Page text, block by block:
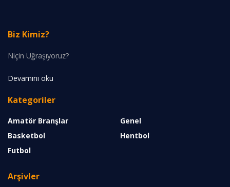
Biz Kimiz?
Niçin Uğraşıyoruz?
Devamını oku
Kategoriler
Amatör Branşlar
Basketbol
Futbol
Genel
Hentbol
Arşivler